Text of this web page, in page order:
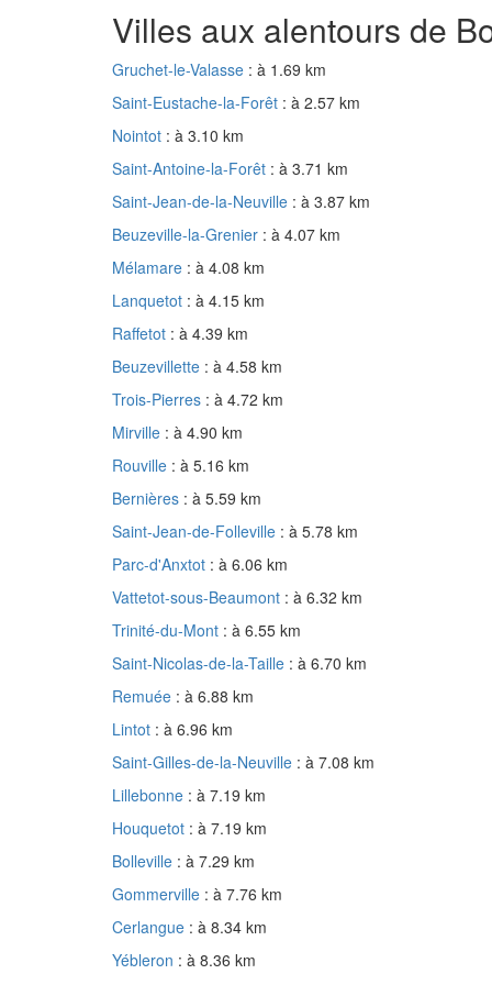
Villes aux alentours de
Gruchet-le-Valasse : à 1.69 km
Saint-Eustache-la-Forêt : à 2.57 km
Nointot : à 3.10 km
Saint-Antoine-la-Forêt : à 3.71 km
Saint-Jean-de-la-Neuville : à 3.87 km
Beuzeville-la-Grenier : à 4.07 km
Mélamare : à 4.08 km
Lanquetot : à 4.15 km
Raffetot : à 4.39 km
Beuzevillette : à 4.58 km
Trois-Pierres : à 4.72 km
Mirville : à 4.90 km
Rouville : à 5.16 km
Bernières : à 5.59 km
Saint-Jean-de-Folleville : à 5.78 km
Parc-d'Anxtot : à 6.06 km
Vattetot-sous-Beaumont : à 6.32 km
Trinité-du-Mont : à 6.55 km
Saint-Nicolas-de-la-Taille : à 6.70 km
Remuée : à 6.88 km
Lintot : à 6.96 km
Saint-Gilles-de-la-Neuville : à 7.08 km
Lillebonne : à 7.19 km
Houquetot : à 7.19 km
Bolleville : à 7.29 km
Gommerville : à 7.76 km
Cerlangue : à 8.34 km
Yébleron : à 8.36 km